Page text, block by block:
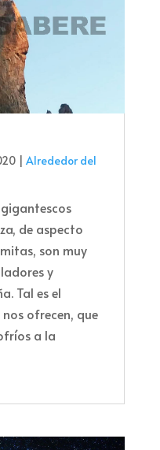
| Alrededor del
de aspecto
son muy
y
Tal es el
ofrecen, que
a la